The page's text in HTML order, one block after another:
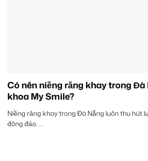
Có nên niềng răng khay trong Đà
khoa My Smile?
Niềng răng khay trong Đà Nẵng luôn thu hút
đông đảo. ...